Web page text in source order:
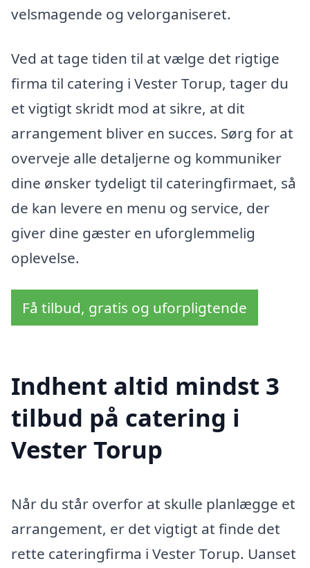
velsmagende og velorganiseret.
Ved at tage tiden til at vælge det rigtige
firma til catering i Vester Torup, tager du
et vigtigt skridt mod at sikre, at dit
arrangement bliver en succes. Sørg for at
overveje alle detaljerne og kommuniker
dine ønsker tydeligt til cateringfirmaet, så
de kan levere en menu og service, der
giver dine gæster en uforglemmelig
oplevelse.
Få tilbud, gratis og uforpligtende
Indhent altid mindst 3
tilbud på catering i
Vester Torup
Når du står overfor at skulle planlægge et
arrangement, er det vigtigt at finde det
rette cateringfirma i Vester Torup. Uanset